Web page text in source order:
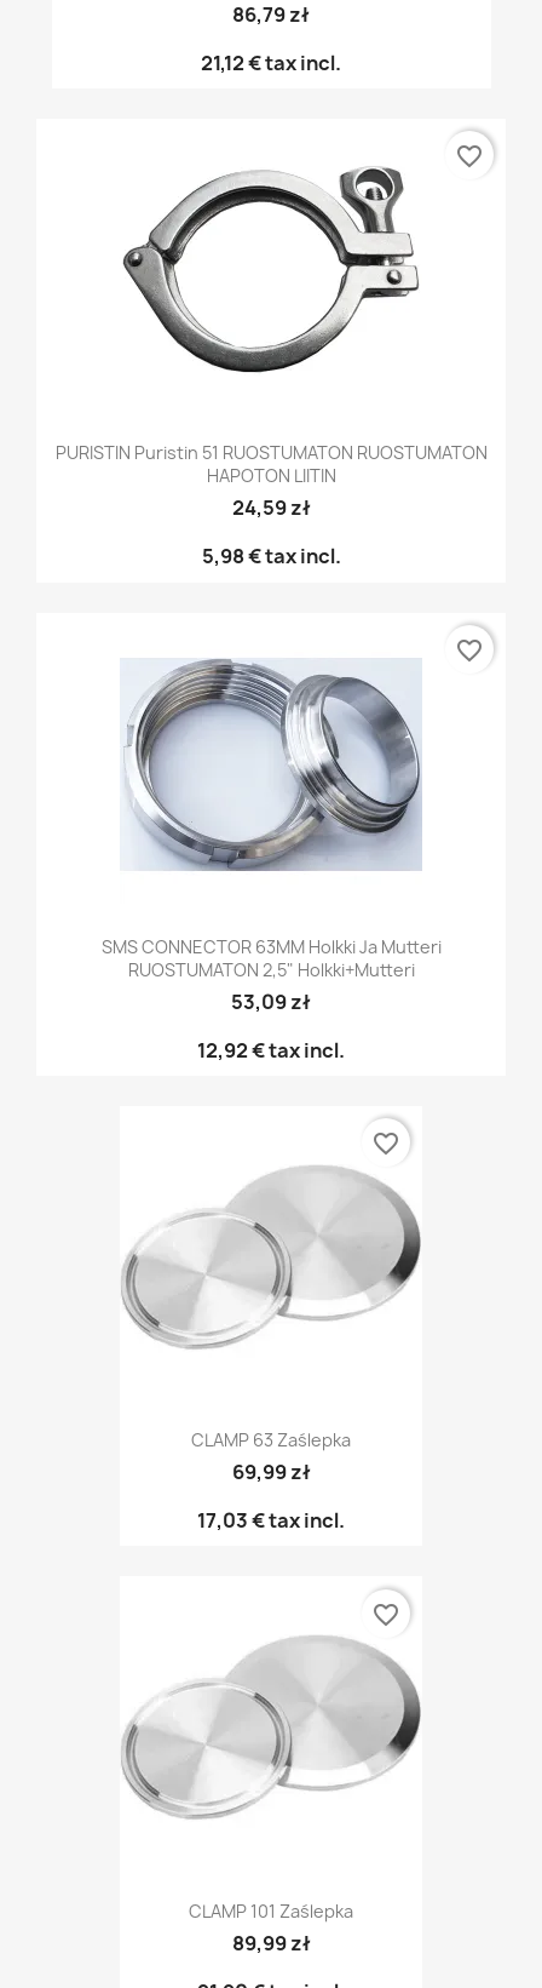
86,79 zł
21,12 €tax incl.
PURISTIN Puristin 51 RUOSTUMATON RUOSTUMATON
HAPOTON LIITIN
24,59 zł
5,98 €tax incl.
favorite_border
SMS CONNECTOR 63MM Holkki Ja Mutteri
RUOSTUMATON 2,5" Holkki+mutteri
53,09 zł
12,92 €tax incl.
favorite_border
CLAMP 63 Zaślepka
69,99 zł
17,03 €tax incl.
favorite_border
CLAMP 101 Zaślepka
89,99 zł
favorite_border